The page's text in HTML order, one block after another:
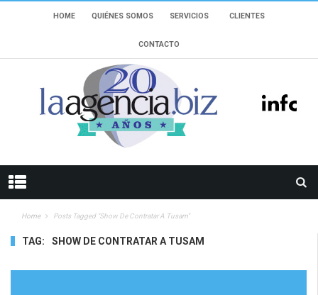
HOME QUIÉNES SOMOS SERVICIOS CLIENTES
CONTACTO
Home Posts Tagged "Show De Contratar A Tusam"
TAG: SHOW DE CONTRATAR A TUSAM